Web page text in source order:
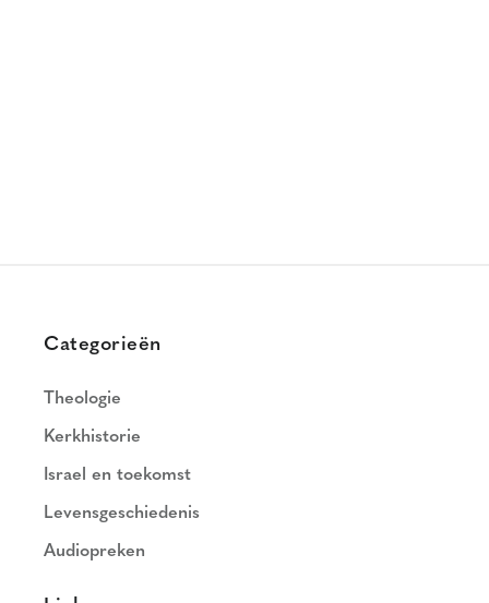
Categorieën
Theologie
Kerkhistorie
Israel en toekomst
Levensgeschiedenis
Audiopreken